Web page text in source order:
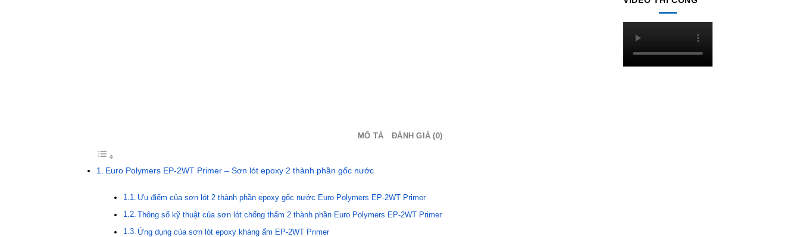
MÔ TẢ ĐÁNH GIÁ (0)
Euro Polymers EP-2WT Primer – Sơn lót epoxy 2 thành phần gốc nước
Ưu điểm của sơn lót 2 thành phần epoxy gốc nước Euro Polymers EP-2WT Primer
Thông số kỹ thuật của sơn lót chống thấm 2 thành phần Euro Polymers EP-2WT Primer
Ứng dụng của sơn lót epoxy kháng ẩm EP-2WT Primer